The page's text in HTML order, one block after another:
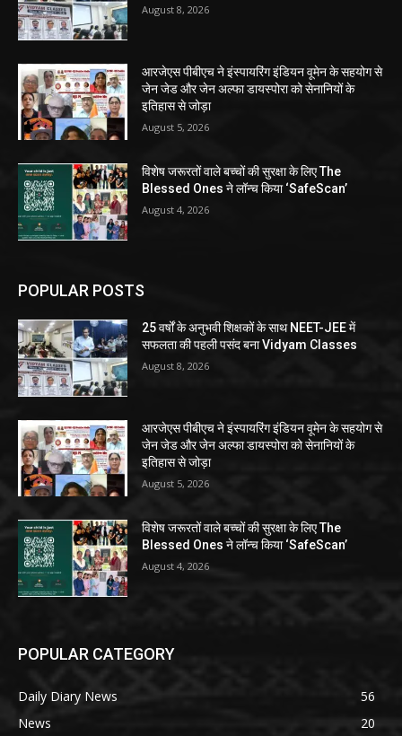
August 8, 2026
आरजेएस पीबीएच ने इंस्पायरिंग इंडियन वूमेन के सहयोग से
जेन जेड और जेन अल्फा डायस्पोरा को सेनानियों के
इतिहास से जोड़ा
August 5, 2026
विशेष जरूरतों वाले बच्चों की सुरक्षा के लिए The
Blessed Ones ने लॉन्च किया ‘SafeScan’
August 4, 2026
POPULAR POSTS
25 वर्षों के अनुभवी शिक्षकों के साथ NEET-JEE में
सफलता की पहली पसंद बना Vidyam Classes
August 8, 2026
आरजेएस पीबीएच ने इंस्पायरिंग इंडियन वूमेन के सहयोग से
जेन जेड और जेन अल्फा डायस्पोरा को सेनानियों के
इतिहास से जोड़ा
August 5, 2026
विशेष जरूरतों वाले बच्चों की सुरक्षा के लिए The
Blessed Ones ने लॉन्च किया ‘SafeScan’
August 4, 2026
POPULAR CATEGORY
Daily Diary News
56
News
20